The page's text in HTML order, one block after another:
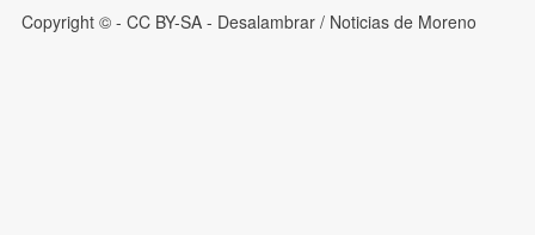
Copyright © - CC BY-SA - Desalambrar / Noticias de Moreno